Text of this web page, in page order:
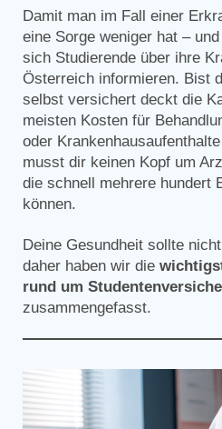
Damit man im Fall einer
eine Sorge weniger hat –
sich Studierende über ihre
Österreich informieren. Bist
selbst versichert deckt die
meisten Kosten für
oder
musst dir keinen Kopf um
die schnell mehrere hundert
können.
Deine Gesundheit sollte
daher haben wir die
rund um
zusammengefasst.